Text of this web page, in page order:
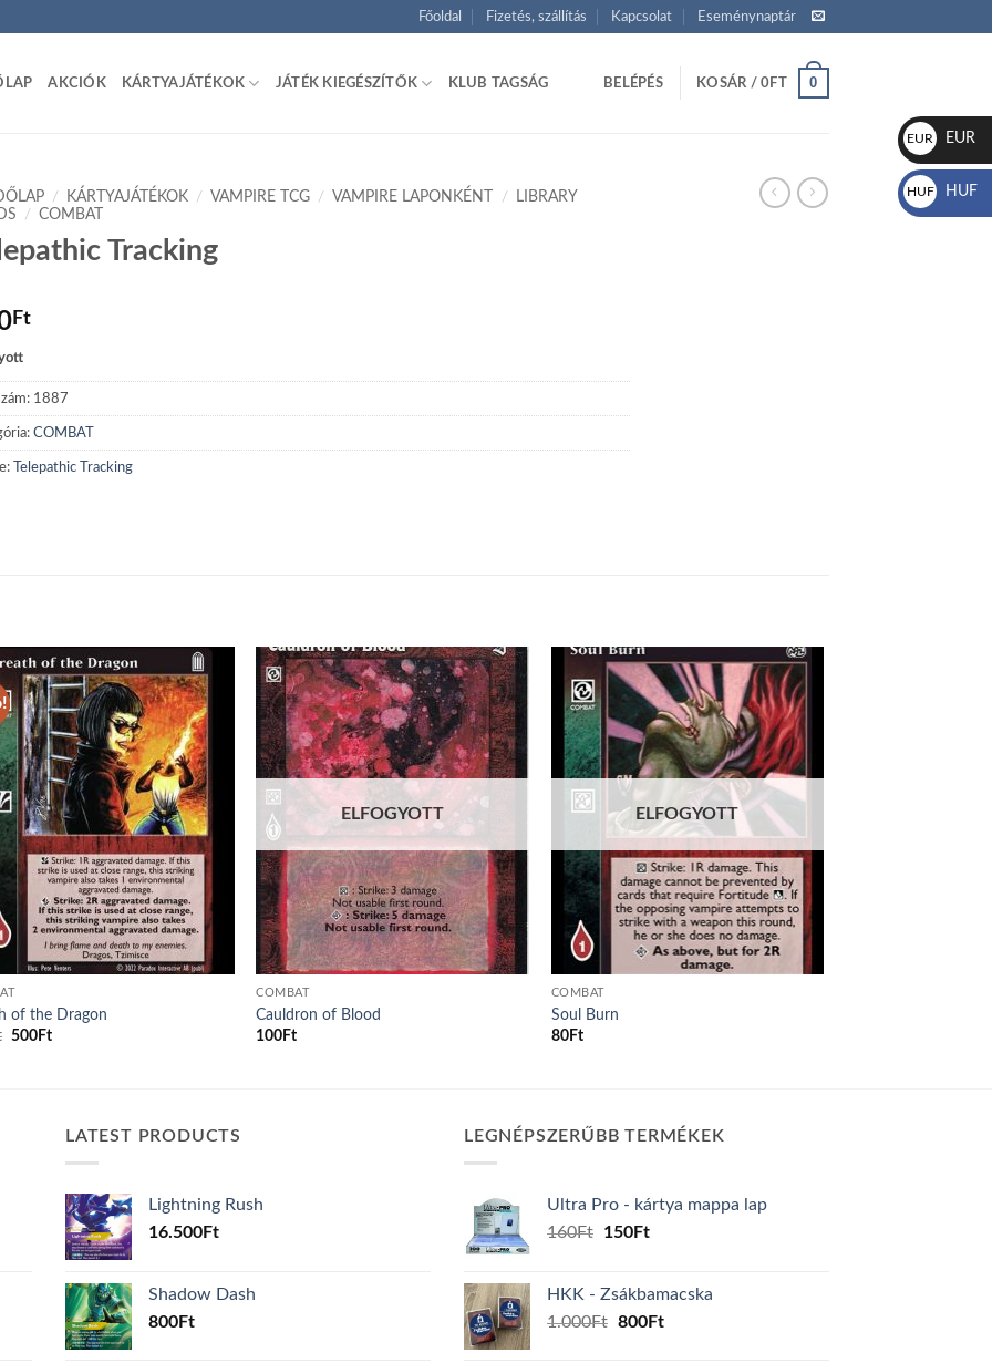
Főoldal Fizetés, szállítás Kapcsolat Eseménynaptár
AKCIÓK KÁRTYAJÁTÉKOK JÁTÉK KIEGÉSZÍTŐK KLUB TAGSÁG BELÉPÉS KOSÁR /0FT 0
/ KÁRTYAJÁTÉKOK / VAMPIRE TCG / VAMPIRE LAPONKÉNT /
LIBRARY
/ COMBAT
Tracking
Ft
1887
COMBAT
Telepathic Tracking
Add to
wishlist
of the Dragon
Original
500 FtCurrent
Add to
wishlist
ELFOGYOTT
COMBAT
Cauldron of Blood
100 Ft
Add to
wishlist
ELFOGYOTT
COMBAT
Soul Burn
80Ft
LATEST PRODUCTS
Lightning Rush
16.500Ft
Shadow Dash
800Ft
LEGNÉPSZERŰBB TERMÉKEK
Ultra Pro - kártya mappa lap
160Ft
Original
160Ft.
150FtCurrent
150Ft.
HKK - Zsákbamacska
1.000Ft Original
800FtCurrent
EUR
€
EUR
HUF
Ft
HUF